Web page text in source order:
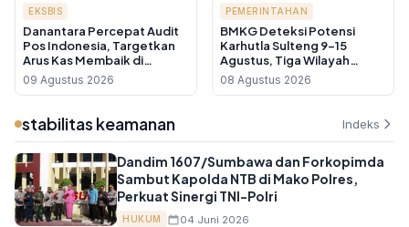
EKSBIS
Danantara Percepat Audit
Pos Indonesia, Targetkan
Arus Kas Membaik di
Tengah Transformasi BUMN
Logistik
09 Agustus 2026
PEMERINTAHAN
BMKG Deteksi Potensi
Karhutla Sulteng 9-15
Agustus, Tiga Wilayah
Masuk Kategori Sangat
Tinggi
08 Agustus 2026
stabilitas keamanan Indeks
Dandim 1607/Sumbawa dan Forkopimda
Sambut Kapolda NTB di Mako Polres,
Perkuat Sinergi TNI-Polri
HUKUM 04 Juni 2026